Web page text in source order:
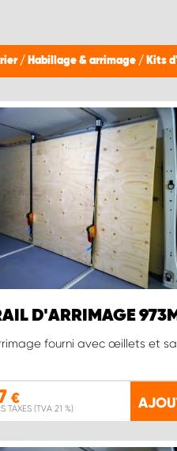
/ Habillage & arrimage / Kits
D'ARRIMAGE
fourni avec œillets et
€
TAXES (TVA 21 %)